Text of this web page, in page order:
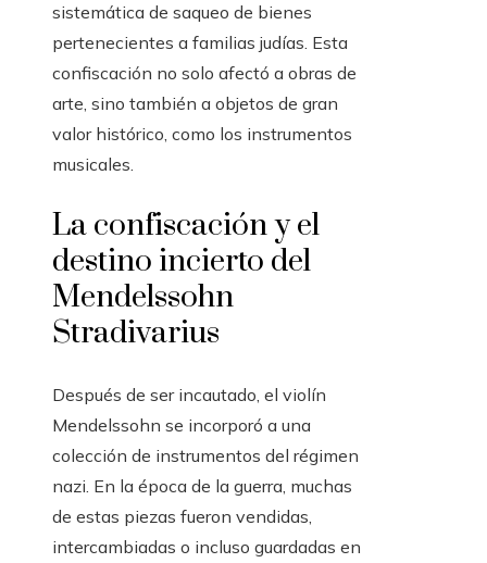
sistemática de saqueo de bienes
pertenecientes a familias judías. Esta
confiscación no solo afectó a obras de
arte, sino también a objetos de gran
valor histórico, como los instrumentos
musicales.
La confiscación y el
destino incierto del
Mendelssohn
Stradivarius
Después de ser incautado, el violín
Mendelssohn se incorporó a una
colección de instrumentos del régimen
nazi. En la época de la guerra, muchas
de estas piezas fueron vendidas,
intercambiadas o incluso guardadas en